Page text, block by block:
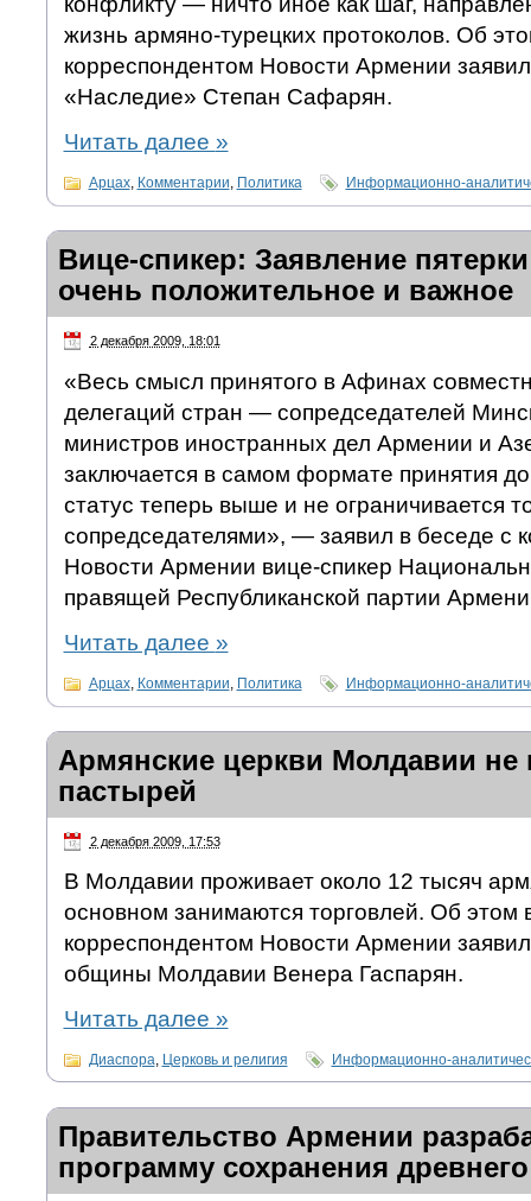
жизнь армяно-турецких протоколов. Об
корреспондентом Новости Армении
«Наследие» Степан Сафарян.
Читать далее »
Арцах, Комментарии, Политика Информационно-
Вице-спикер: Заявление
очень положительное и важное
2 декабря 2009, 18:01
«Весь смысл принятого в Афинах
делегаций стран — сопредседателей
министров иностранных дел Армении и
заключается в самом формате принятия
статус теперь выше и не ограничивается
сопредседателями», — заявил в беседе с
Новости Армении вице-спикер
правящей Республиканской партии
Читать далее »
Арцах, Комментарии Политика Информационно-
Армянские церкви Молдавии не
пастырей
2 декабря 2009, 17:53
В Молдавии проживает около 12 тысяч
основном занимаются торговлей. Об этом
корреспондентом Новости Армении
общины Молдавии Венера Гаспарян.
Читать далее »
Диаспора, Церковь и религия Информационно-
Правительство Армении
программу сохранения